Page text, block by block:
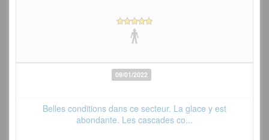
09/01/2022
Belles conditions dans ce secteur. La glace y est
abondante. Les cascades co...